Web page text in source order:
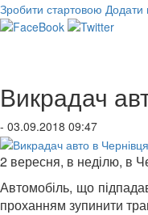
Зробити стартовою Додати
Викрадач
- 03.09.2018 09:47
2 вересня, в неділю, в
Автомобіль, що
проханням зупинити